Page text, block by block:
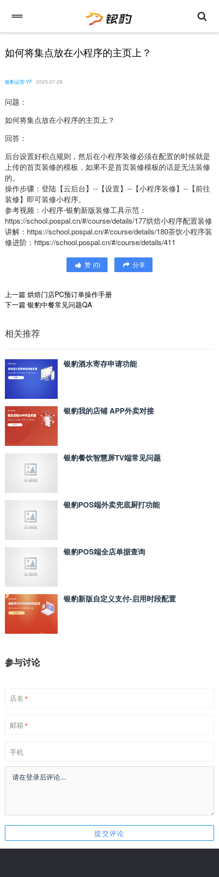
如何将集点放在小程序的主页上？
银豹运营-YF 2025-07-28
问题：
如何将集点放在小程序的主页上？
回答：
后台设置好积点规则，然后在小程序装修必须在配置的时候就是
上传的首页装修的模板，如果不是首页装修模板的话是无法装修
的。
操作步骤：登陆【云后台】--【设置】--【小程序装修】--【前往
装修】即可装修小程序。
参考视频：小程序-银豹新版装修工具示范：
https://school.pospal.cn/#/course/details/177烘焙小程序配置装修
讲解：https://school.pospal.cn/#/course/details/180茶饮小程序装
修进阶：https://school.pospal.cn/#/course/details/411
赞 (0) 分享
上一篇 烘焙门店PC预订单操作手册
下一篇 银豹中餐常见问题QA
相关推荐
银豹酒水寄存申请功能
银豹我的店铺 APP外卖对接
银豹餐饮智慧屏TV端常见问题
银豹POS端外卖兜底厨打功能
银豹POS端全店单据查询
银豹新版自定义支付‑启用时段配置
参与讨论
店名 *
邮箱 *
手机